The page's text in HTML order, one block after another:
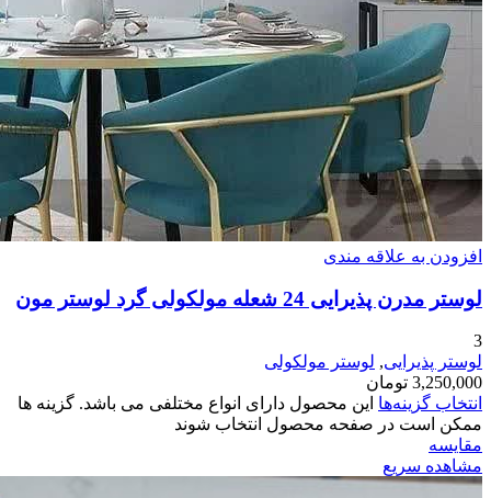
افزودن به علاقه مندی
لوستر مدرن پذیرایی 24 شعله مولکولی گرد لوستر مون
3
لوستر پذیرایی, لوستر مولکولی
3,250,000 تومان
انتخاب گزینه‌ها این محصول دارای انواع مختلفی می باشد. گزینه ها
ممکن است در صفحه محصول انتخاب شوند
مقایسه
مشاهده سریع